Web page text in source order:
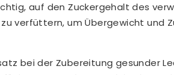
auf den Zuckergehalt des
verfüttern, um Übergewicht und
bei der Zubereitung gesunder